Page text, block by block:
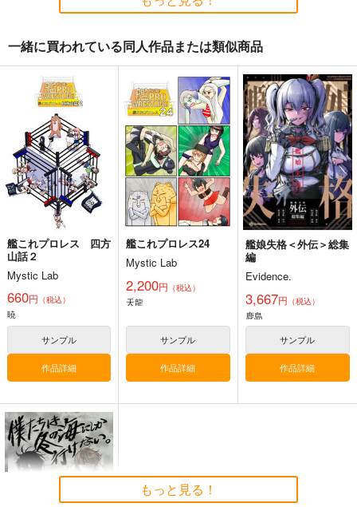
戦艦の砲台 ～海から
陸へ！レーザー測量で
蘇る巨大地下空間・壱
岐要塞の全貌
さざなみ壊変
1,320円（税込）
ミリタリー
赤城
加賀
サンプル
艦これ世界迷作劇場～
赤ずきん・三匹の子ぶ
た～
さといも牧場
787円（税込）
艦隊これくしょん-艦これ-
暁
響 第六駆逐隊
サンプル
ゲームマスター響～リ
アル脱出ゲーム編～
さといも牧場
787円（税込）
艦隊これくしょん-艦これ-
響
第六駆逐隊
サンプル
カート
軍艦・艦載機のひみ
つ 総集編その19
EINSATZ GRUPPE
＆ MANITOU
1,870円（税込）
く
KURONEKO-WORK's-
くろねこわぁくす-
一緒に買われている同人作品または類似商品
艦これプロレス 四方
山話２
Mystic Lab
660円 （税込）
暁
サンプル
作品詳細
艦これプロレス24
Mystic Lab
2,200円 （税込）
天龍
サンプル
作品詳細
艦娘失格＜外伝＞総集
編
Evidence.
3,667円 （税込）
鹿島
サンプル
作品詳細
もっと見る！